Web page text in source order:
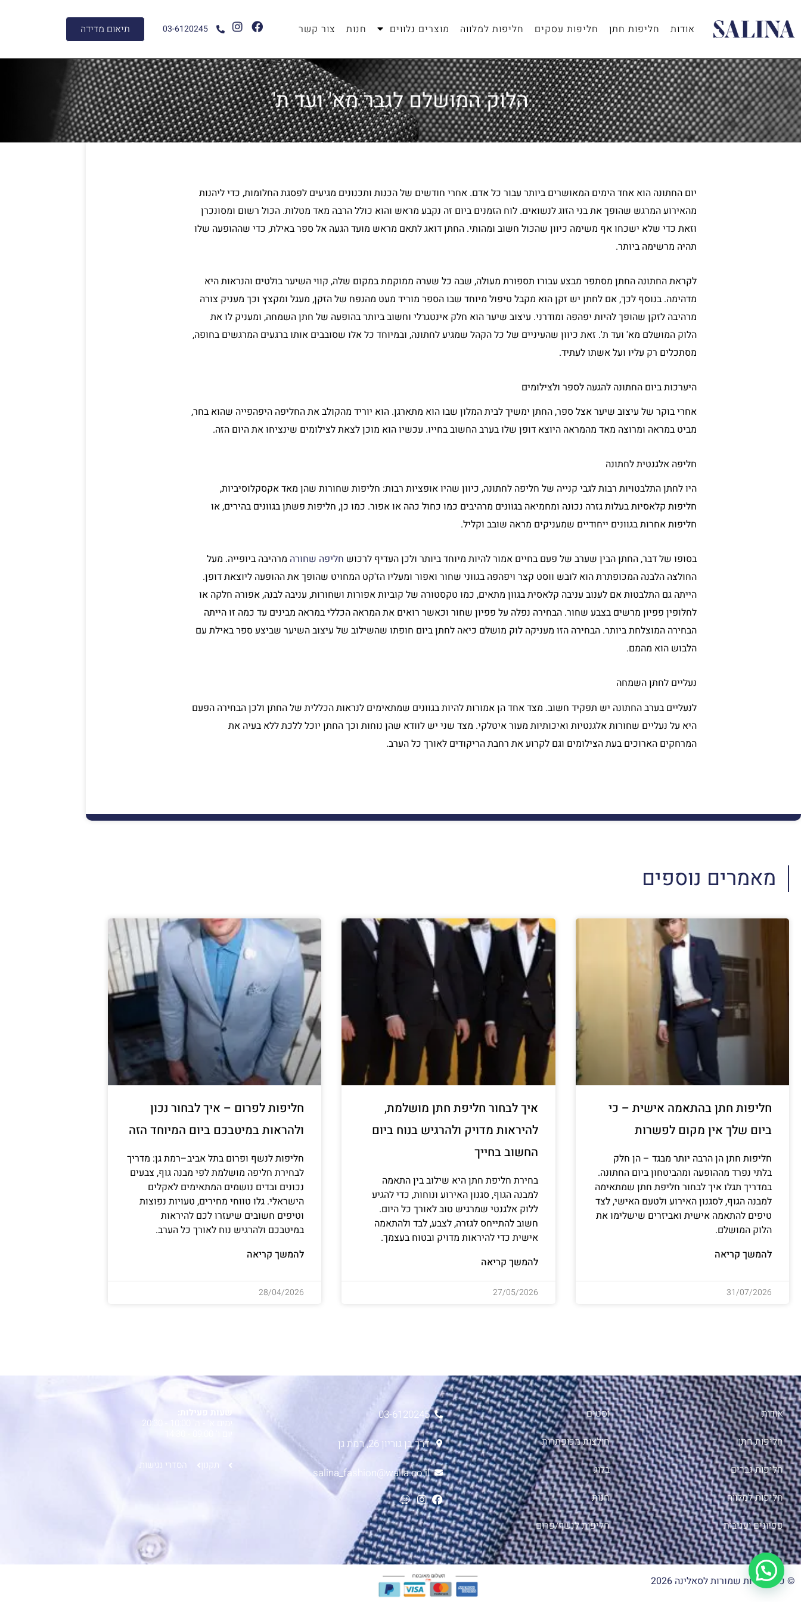
לתוכן
אודות חליפות חתן חליפות עסקים חליפות למלווה מוצרים נלווים חנות צור קשר F
a
e
b
o
o
k
I
n
t
a
g
r
a
m
03-6120245 תיאום מדידה
הלוק המושלם לגבר מא' ועד ת'
יום החתונה הוא אחד הימים המאושרים ביותר עבור כל אדם. אחרי חודשים של הכנות ותכנונים מגיעים לפסגת החלומות, כדי ליהנות
מהאירוע המרגש שהופך את בני הזוג לנשואים. לוח הזמנים ביום זה נקבע מראש והוא כולל הרבה מאד מטלות. הכול רשום ומסונכרן
וזאת כדי שלא ישכחו אף משימה כיוון שהכול חשוב ומהותי. החתן דואג לתאם מראש מועד הגעה אל ספר באילת, כדי שההופעה שלו
תהיה מרשימה ביותר.
לקראת החתונה החתן מסתפר מבצע עבורו תספורת מעולה, שבה כל שערה ממוקמת במקום שלה, קווי השיער בולטים והנראות היא
מדהימה. בנוסף לכך, אם לחתן יש זקן הוא מקבל טיפול מיוחד שבו הספר מוריד מעט מהנפח של הזקן, מעגל ומקצץ וכך מעניק צורה
מרהיבה לזקן שהופך להיות יפהפה ומודרני. עיצוב שיער הוא חלק אינטגרלי וחשוב ביותר בהופעה של חתן השמחה, ומעניק לו את
הלוק המושלם מא' ועד ת'. זאת כיוון שהעיניים של כל הקהל שמגיע לחתונה, ובמיוחד כל אלו שסובבים אותו ברגעים המרגשים בחופה,
מסתכלים רק עליו ועל אשתו לעתיד.
היערכות ביום החתונה להגעה לספר ולצילומים
אחרי בוקר של עיצוב שיער אצל ספר, החתן ימשיך לבית המלון שבו הוא מתארגן. הוא יוריד מהקולב את החליפה היפהפייה שהוא בחר,
מביט במראה ומרוצה מאד מהמראה היוצא דופן שלו בערב החשוב בחייו. עכשיו הוא מוכן לצאת לצילומים שינציחו את היום הזה.
חליפה אלגנטית לחתונה
היו לחתן התלבטויות רבות לגבי קנייה של חליפה לחתונה, כיוון שהיו אופציות רבות: חליפות שחורות שהן מאד אקסקלוסיביות,
חליפות קלאסיות בעלות גזרה נכונה ומחמיאה בגוונים מרהיבים כמו כחול כהה או אפור. כמו כן, חליפות פשתן בגוונים בהירים, או
חליפות אחרות בגוונים ייחודיים שמעניקים מראה שובב וקליל.
בסופו של דבר, החתן הבין שערב של פעם בחיים אמור להיות מיוחד ביותר ולכן העדיף לרכוש חליפה שחורה מרהיבה ביופייה. מעל
החולצה הלבנה המכופתרת הוא לובש ווסט קצר ויפהפה בגווני שחור ואפור ומעליו הז'קט המחויט שהופך את ההופעה ליוצאת דופן.
הייתה גם התלבטות אם לענוב עניבה קלאסית בגוון מתאים, כמו טקסטורה של קוביות אפורות ושחורות, עניבה לבנה, אפורה חלקה או
לחלופין פפיון מרשים בצבע שחור. הבחירה נפלה על פפיון שחור וכאשר רואים את המראה הכללי במראה מבינים עד כמה זו הייתה
הבחירה המוצלחת ביותר. הבחירה הזו מעניקה לוק מושלם כיאה לחתן ביום חופתו שהשילוב של עיצוב השיער שביצע ספר באילת עם
הלבוש הוא מהמם.
נעליים לחתן השמחה
לנעליים בערב החתונה יש תפקיד חשוב. מצד אחד הן אמורות להיות בגוונים שמתאימים לנראות הכללית של החתן ולכן הבחירה הפעם
היא על נעליים שחורות אלגנטיות ואיכותיות מעור איטלקי. מצד שני יש לוודא שהן נוחות וכך החתן יוכל ללכת ללא בעיה את
המרחקים הארוכים בעת הצילומים וגם לקרוע את רחבת הריקודים לאורך כל הערב.
מאמרים נוספים
חליפות חתן בהתאמה אישית – כי
ביום שלך אין מקום לפשרות
חליפות חתן הן הרבה יותר מבגד – הן חלק
בלתי נפרד מההופעה ומהביטחון ביום החתונה.
במדריך תגלו איך לבחור חליפת חתן שמתאימה
למבנה הגוף, לסגנון האירוע ולטעם האישי, לצד
טיפים להתאמה אישית ואביזרים שישלימו את
הלוק המושלם.
להמשך קריאה
31/07/2026
איך לבחור חליפת חתן מושלמת,
להיראות מדויק ולהרגיש בנוח ביום
החשוב בחייך
בחירת חליפת חתן היא שילוב בין התאמה
למבנה הגוף, סגנון האירוע ונוחות, כדי להגיע
ללוק אלגנטי שמרגיש טוב לאורך כל היום.
חשוב להתייחס לגזרה, לצבע, לבד ולהתאמה
אישית כדי להיראות מדויק ובטוח בעצמך.
להמשך קריאה
27/05/2026
חליפות לפרום – איך לבחור נכון
ולהראות במיטבכם ביום המיוחד הזה
חליפות לנשף ופרום בתל אביב–רמת גן: מדריך
לבחירת חליפה מושלמת לפי מבנה גוף, צבעים
נכונים ובדים נושמים המתאימים לאקלים
הישראלי. גלו טווחי מחירים, טעויות נפוצות
וטיפים חשובים שיעזרו לכם להיראות
במיטבכם ולהרגיש נוח לאורך כל הערב.
להמשך קריאה
28/04/2026
אודות
חליפות חתן
חליפות גברים
חליפות למלווה
פפיונים ועניבות
וסטים
חולצות מכופתרות
בלוג
חנות
חליפות לנשף/פרום
03-6120245
דרך בן גוריון 26, רמת גן
salina_fashion@walla.co.il
שעות פעילות:
תקנון הסדרי נגישות
© כל הזכויות שמורות לסאלינה 2026